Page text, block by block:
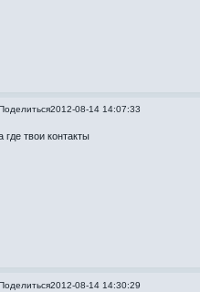
Поделиться2012-08-14 14:07:33
где твои контакты
2012-08-14 14:30:29